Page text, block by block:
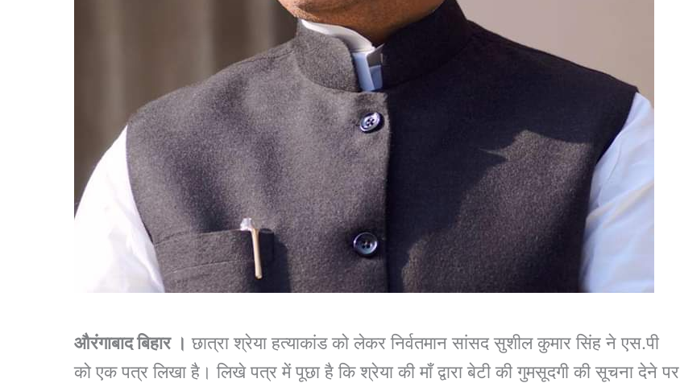
औरंगाबाद बिहार । छात्रा श्रेया हत्याकांड को लेकर निर्वतमान सांसद सुशील कुमार सिंह ने एस.पी
को एक पत्र लिखा है। लिखे पत्र में पूछा है कि श्रेया की माँ द्वारा बेटी की गुमसूदगी की सूचना देने पर